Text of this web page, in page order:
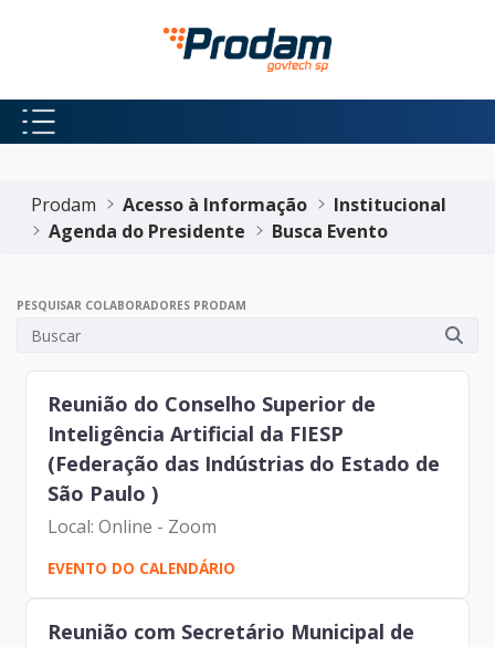
Pular para o Conteúdo principal
Prodam
Acesso à Informação
Institucional
Agenda do Presidente
Busca Evento
PESQUISAR COLABORADORES PRODAM
Reunião do Conselho Superior de
Inteligência Artificial da FIESP
(Federação das Indústrias do Estado de
São Paulo )
Local: Online - Zoom
EVENTO DO CALENDÁRIO
Reunião com Secretário Municipal de